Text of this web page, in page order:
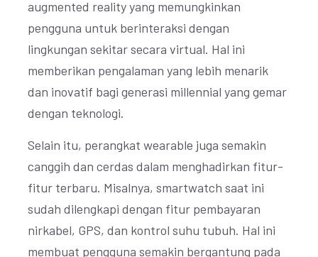
augmented reality yang memungkinkan
pengguna untuk berinteraksi dengan
lingkungan sekitar secara virtual. Hal ini
memberikan pengalaman yang lebih menarik
dan inovatif bagi generasi millennial yang gemar
dengan teknologi.
Selain itu, perangkat wearable juga semakin
canggih dan cerdas dalam menghadirkan fitur-
fitur terbaru. Misalnya, smartwatch saat ini
sudah dilengkapi dengan fitur pembayaran
nirkabel, GPS, dan kontrol suhu tubuh. Hal ini
membuat pengguna semakin bergantung pada